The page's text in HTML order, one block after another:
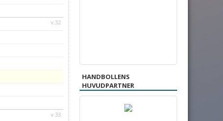
v.32
v.33
HANDBOLLENS
HUVUDPARTNER